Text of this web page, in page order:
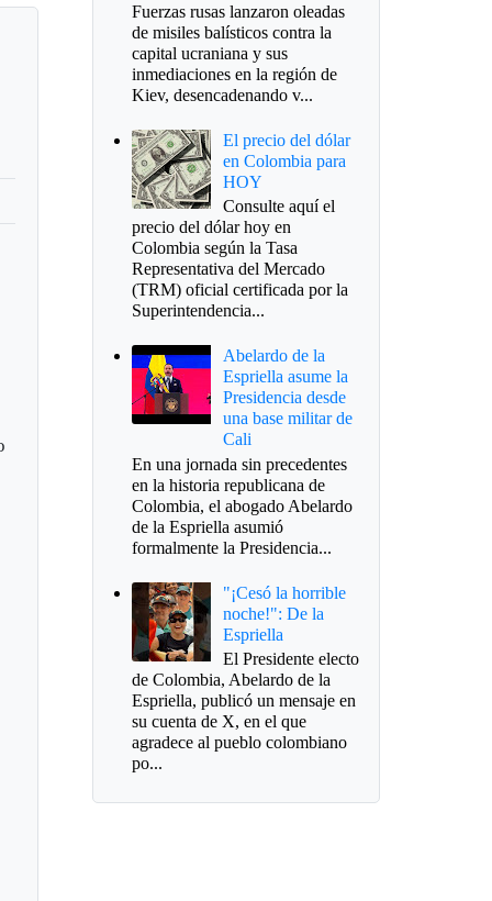
Fuerzas rusas lanzaron oleadas
de misiles balísticos contra la
capital ucraniana y sus
inmediaciones en la región de
Kiev, desencadenando v...
El precio del dólar
en Colombia para
HOY
Consulte aquí el
precio del dólar hoy en
Colombia según la Tasa
Representativa del Mercado
(TRM) oficial certificada por la
Superintendencia...
Abelardo de la
Espriella asume la
Presidencia desde
una base militar de
Cali
En una jornada sin precedentes
en la historia republicana de
Colombia, el abogado Abelardo
de la Espriella asumió
formalmente la Presidencia...
"¡Cesó la horrible
noche!": De la
Espriella
El Presidente electo
de Colombia, Abelardo de la
Espriella, publicó un mensaje en
su cuenta de X, en el que
agradece al pueblo colombiano
po...